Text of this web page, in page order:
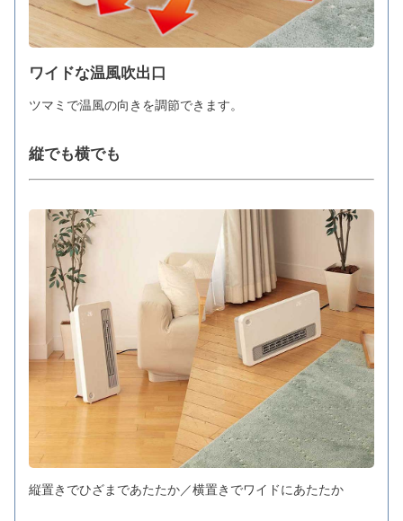
ワイドな温風吹出口
ツマミで温風の向きを調節できます。
縦でも横でも
縦置きでひざまであたたか／横置きでワイドにあたたか